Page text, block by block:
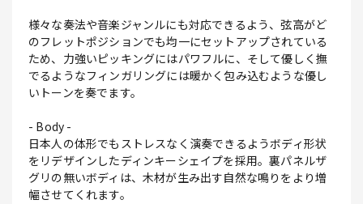
様々な奏法や音楽ジャンルにも対応できるよう、弦高がど
のフレットポジションでも均一にセットアップされている
ため、力強いピッキングにはパワフルに、そして優しく撫
でるようなフィンガリングには暖かく包み込むような優し
いトーンを奏でます。
- Body -
日本人の体形でもストレスなく演奏できるようボディ形状
をリデザインしたディンキーシェイプを採用。裏パネルザ
グリの無いボディは、木材が生み出す自然な鳴りをより増
幅させてくれます。